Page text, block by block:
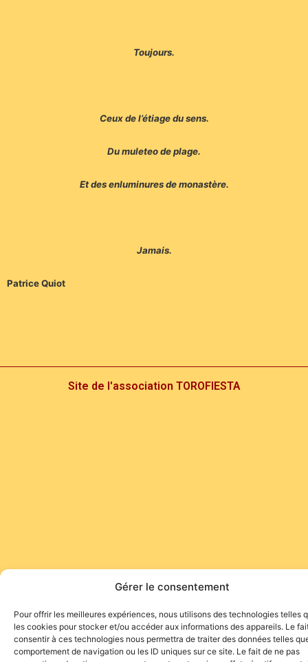
Gérer le consentement
Pour offrir les meilleures expériences, nous utilisons des technologies telles
les cookies pour stocker et/ou accéder aux informations des appareils. Le
consentir à ces technologies nous permettra de traiter des données telles
comportement de navigation ou les ID uniques sur ce site. Le fait de ne pas
Toujours.
Ceux de l’étiage du sens.
Du muleteo de plage.
Et des enluminures de monastère.
Jamais.
Patrice Quiot
Site de l'association TOROFIESTA